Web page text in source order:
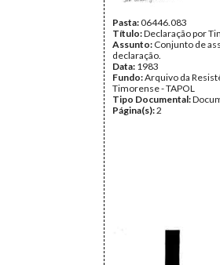
Pasta:06446.083
Título:Declaração por
Assunto: Conjunto de
declaração.
Data: 1983
Fundo:Arquivo da
Timorense - TAPOL
Tipo Documental:
Página(s):2